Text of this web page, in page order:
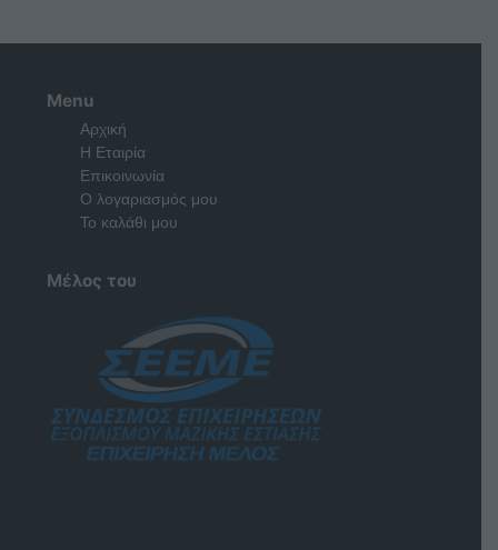
Menu
Αρχική
Η Εταιρία
Επικοινωνία
Ο λογαριασμός μου
Το καλάθι μου
Μέλος του